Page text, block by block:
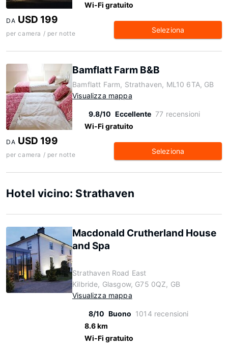
Wi-Fi gratuito
DA USD 199
per camera / per notte Seleziona
Bamflatt Farm B&B
Bamflatt Farm, Strathaven, ML10 6TA, GB
Visualizza mappa
9.8/10 Eccellente 77 recensioni
Wi-Fi gratuito
DA USD 199
per camera / per notte Seleziona
Hotel vicino: Strathaven
Macdonald Crutherland House
and Spa
Strathaven Road East
Kilbride, Glasgow, G75 0QZ, GB
Visualizza mappa
8/10 Buono 1014 recensioni
8.6 km
Wi-Fi gratuito